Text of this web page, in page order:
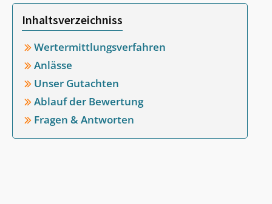
Inhaltsverzeichniss
Wertermittlungsverfahren
Anlässe
Unser Gutachten
Ablauf der Bewertung
Fragen & Antworten